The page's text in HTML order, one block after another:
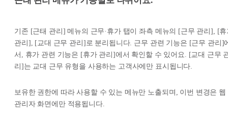
기존 [근태 관리] 메뉴의 근무·휴가 탭이 좌측 메뉴의 [근무 관리], [휴
관리], [교대 근무 관리]로 분리됩니다. 근무 관련 기능은 [근무 관리]
서, 휴가 관련 기능은 [휴가 관리]에서 확인할 수 있어요. [교대 근무
리]는 교대 근무 유형을 사용하는 고객사에만 표시됩니다.
보유한 권한에 따라 사용할 수 있는 메뉴만 노출되며, 이번 변경은 웹
관리자 화면에만 적용됩니다.